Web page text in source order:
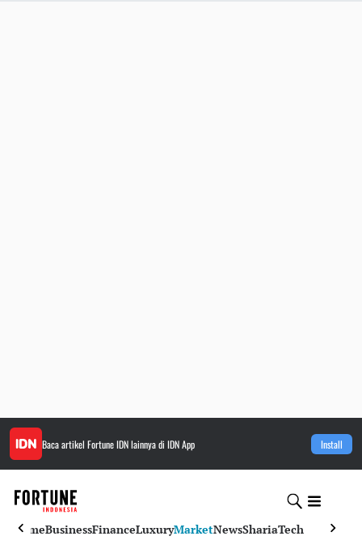
Baca artikel Fortune IDNlainnya di IDN App Install
HomeBusinessFinanceLuxuryMarketNewsShariaTech